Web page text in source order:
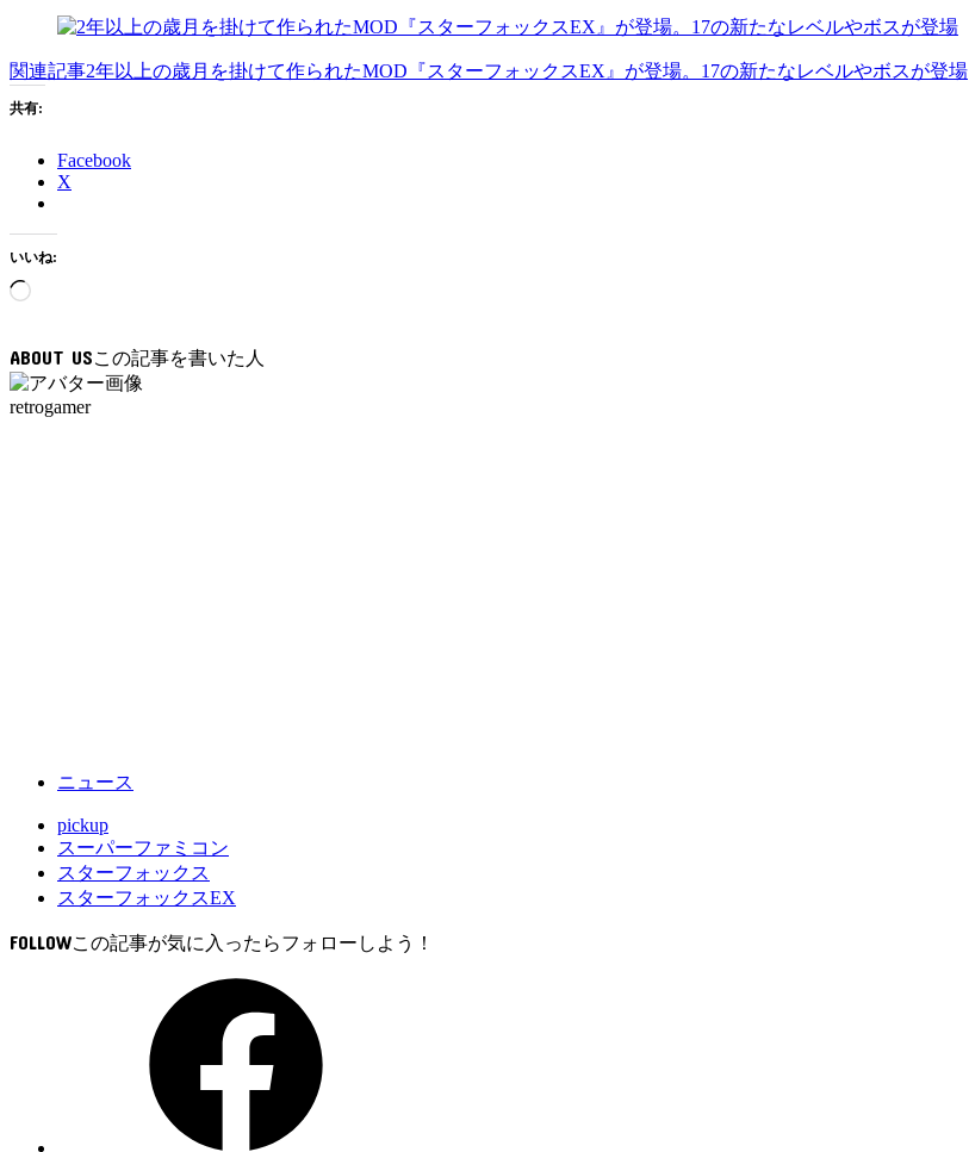
関連記事2年以上の歳月を掛けて作られたMOD『スターフォックスEX』が登場。17の新たなレベルやボスが登場
共有:
Facebook
X
いいね:
読
み
中…
ABOUT US
retrogamer
ニュース
pickup
スーパーファミコン
スターフォックス
スターフォックスEX
FOLLOW